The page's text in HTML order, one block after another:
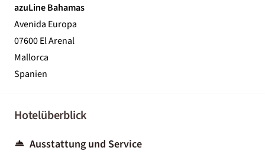
azuLine Bahamas
Avenida Europa
07600 El Arenal
Mallorca
Spanien
Hotelüberblick
Ausstattung und Service